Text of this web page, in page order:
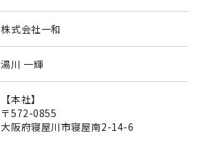
株式会社一和
湯川 一輝
【本社】
〒572-0855
大阪府寝屋川市寝屋南2-14-6